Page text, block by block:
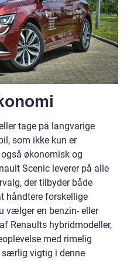
tage på langvarige
som ikke kun er
økonomisk og
Scenic leverer på alle
der tilbyder både
håndtere forskellige
vælger en benzin- eller
Renaults hybridmodeller,
med rimelig
vigtig i denne